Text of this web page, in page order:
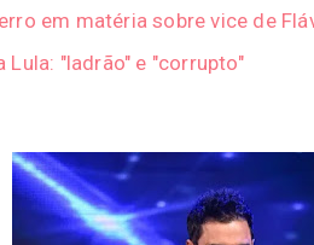
em matéria sobre vice de
"ladrão" e "corrupto"